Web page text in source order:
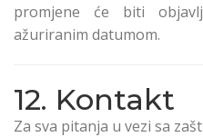
promjene će biti
ažuriranim datumom.
12. Kontakt
Za sva pitanja u vezi sa